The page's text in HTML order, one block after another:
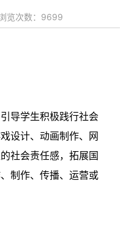
览次数： 9699
导学生积极践行社会
设计、动画制作、网
社会责任感，拓展国
制作、传播、运营或